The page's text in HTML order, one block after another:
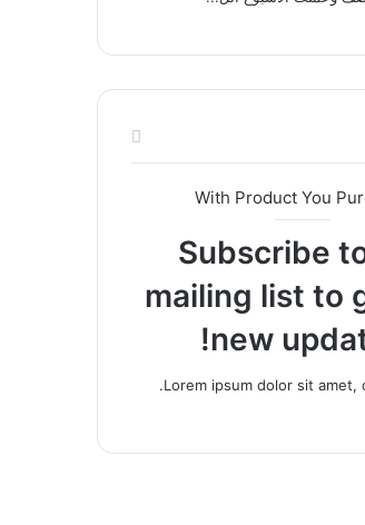
With Product You
Subscribe
mailing list to
new
Lorem ipsum dolor sit amet,